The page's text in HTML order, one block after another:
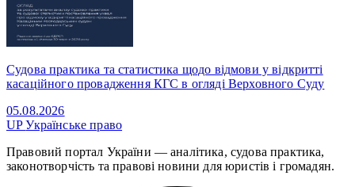
Судова практика та статистика щодо відмови у відкритті
касаційного провадження КГС в огляді Верховного Суду
05.08.2026
UPУкраїнське право
Правовий портал України — аналітика, судова практика,
законотворчість та правові новини для юристів і громадян.